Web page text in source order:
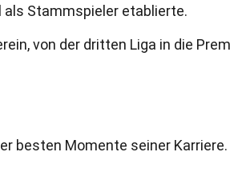
als Stammspieler etablierte.
von der dritten Liga in die
besten Momente seiner Karriere.